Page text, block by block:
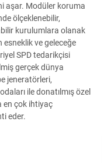
aşar. Modüler koruma
ölçeklenebilir,
kurulumlara olanak
ve geleceğe
SPD tedarikçisi
gerçek dünya
jeneratörleri,
ile donatılmış özel
en çok ihtiyaç
eder.